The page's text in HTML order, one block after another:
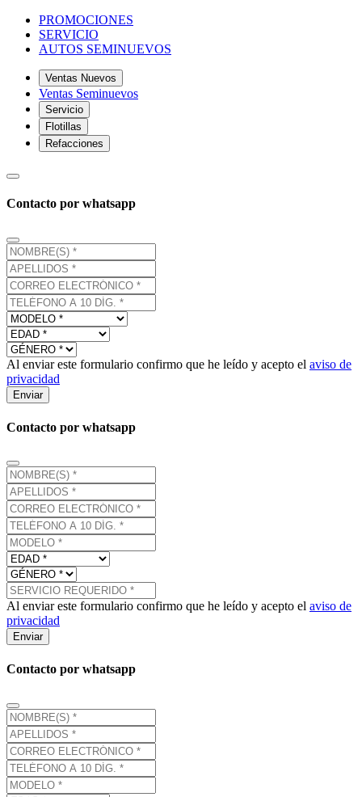
PROMOCIONES
SERVICIO
AUTOS SEMINUEVOS
Ventas Nuevos
Ventas Seminuevos
Servicio
Flotillas
Refacciones
Contacto por whatsapp
Al enviar este formulario confirmo que he leído y acepto el aviso de
privacidad
Enviar
Contacto por whatsapp
Al enviar este formulario confirmo que he leído y acepto el aviso de
privacidad
Enviar
Contacto por whatsapp